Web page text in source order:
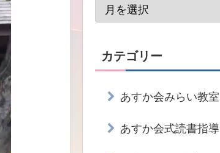
カテゴリー
あすか会みらい教室
あすか会式読書指導